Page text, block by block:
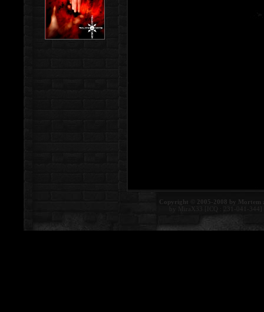
Copyright © 2005-2008 by Mortem
by MiraX33 [ICQ : 231-041-344]